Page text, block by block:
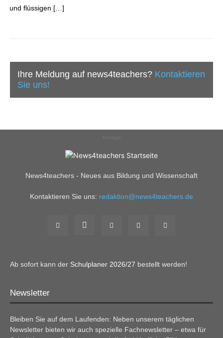
und flüssigen […]
Ihre Meldung auf news4teachers? Kontaktieren
Sie uns!
News4teachers - Neues aus Bildung und Wissenschaft
Kontaktieren Sie uns: redaktion@news4teachers.de
Ab sofort kann der Schulplaner 2026/27 bestellt werden!
Newsletter
Bleiben Sie auf dem Laufenden: Neben unserem täglichen
Newsletter bieten wir auch spezielle Fachnewsletter – etwa für